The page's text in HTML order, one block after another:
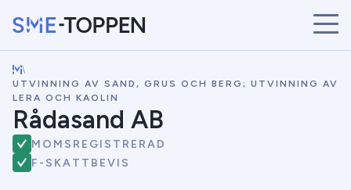
START
ÅRETS VINNARE
BRANSCHER
SÖK
NYHETER
\
UTVINNING AV SAND, GRUS OCH BERG; UTVINNING AV
LERA OCH KAOLIN
Rådasand AB
MOMSREGISTRERAD
F-SKATTBEVIS